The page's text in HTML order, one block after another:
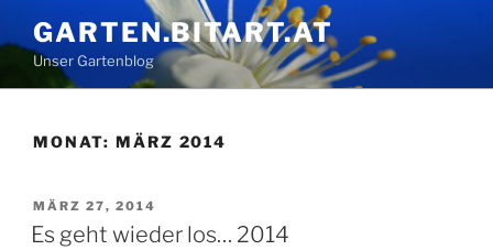
Inhalt
springen
GARTEN.BITART.AT
Unser Gartenblog
MONAT: MÄRZ 2014
VERÖFFENTLICHT
AM
MÄRZ 27, 2014
Es geht wieder los… 2014